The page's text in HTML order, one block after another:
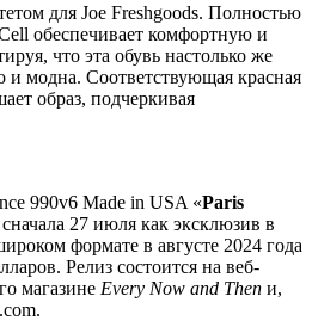
для Joe Freshgoods. Полностью
обеспечивает комфортную и
что эта обувь настолько же
и модна. Соответствующая красная
образ, подчеркивая
990v6 Made in USA «Paris
27 июля как эксклюзив в
формате в августе 2024 года
Релиз состоится на веб-
магазине Every Now and Then и,